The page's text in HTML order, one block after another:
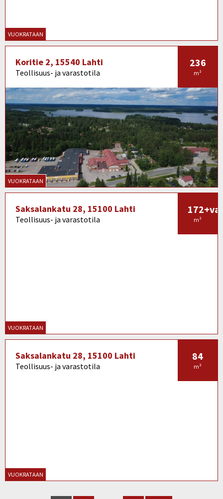
VUOKRATAAN
Koritie 2, 15540 Lahti
Teollisuus- ja varastotila
236
m²
VUOKRATAAN
Saksalankatu 28, 15100 Lahti
Teollisuus- ja varastotila m²
VUOKRATAAN
Saksalankatu 28, 15100 Lahti
Teollisuus- ja varastotila
84
m²
VUOKRATAAN